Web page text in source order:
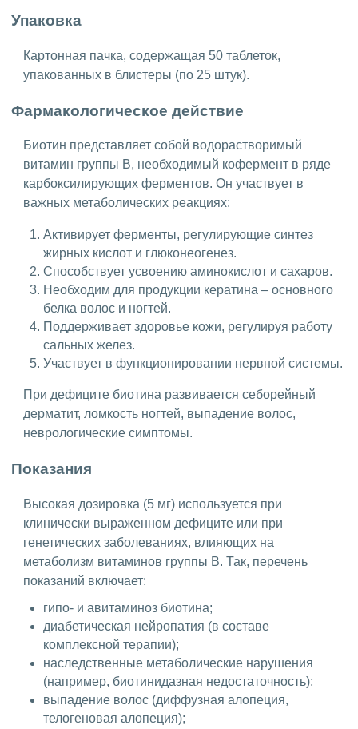
Упаковка
Картонная пачка, содержащая 50 таблеток,
упакованных в блистеры (по 25 штук).
Фармакологическое действие
Биотин представляет собой водорастворимый
витамин группы B, необходимый кофермент в ряде
карбоксилирующих ферментов. Он участвует в
важных метаболических реакциях:
Активирует ферменты, регулирующие синтез
жирных кислот и глюконеогенез.
Способствует усвоению аминокислот и сахаров.
Необходим для продукции кератина – основного
белка волос и ногтей.
Поддерживает здоровье кожи, регулируя работу
сальных желез.
Участвует в функционировании нервной системы.
При дефиците биотина развивается себорейный
дерматит, ломкость ногтей, выпадение волос,
неврологические симптомы.
Показания
Высокая дозировка (5 мг) используется при
клинически выраженном дефиците или при
генетических заболеваниях, влияющих на
метаболизм витаминов группы B. Так, перечень
показаний включает:
гипо- и авитаминоз биотина;
диабетическая нейропатия (в составе
комплексной терапии);
наследственные метаболические нарушения
(например, биотинидазная недостаточность);
выпадение волос (диффузная алопеция,
телогеновая алопеция);